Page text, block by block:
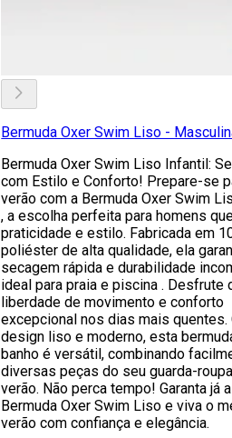
Bermuda Oxer Swim Liso -
Bermuda Oxer Swim Liso Infantil:
com Estilo e Conforto! Prepare-se
verão com a Bermuda Oxer Swim
, a escolha perfeita para homens
praticidade e estilo. Fabricada em
poliéster de alta qualidade, ela
secagem rápida e durabilidade
ideal para praia e piscina . Desfrute
liberdade de movimento e conforto
excepcional nos dias mais quentes.
design liso e moderno, esta
banho é versátil, combinando
diversas peças do seu guarda-
verão. Não perca tempo! Garanta já
Bermuda Oxer Swim Liso e viva o
verão com confiança e elegância.